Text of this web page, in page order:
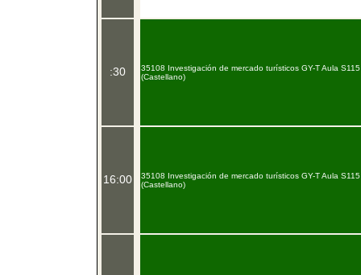
:30
16:00
35108 Investigación de mercado turísticos GY-T Aula S115
(Castellano)
35108 Investigación de mercado turísticos GY-T Aula S115
(Castellano)